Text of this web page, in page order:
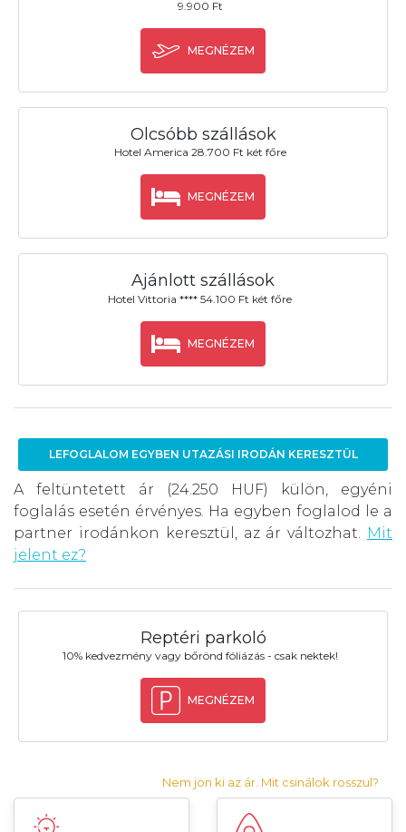
9.900 Ft
MEGNÉZEM
Olcsóbb szállások
Hotel America 28.700 Ft két főre
MEGNÉZEM
Ajánlott szállások
Hotel Vittoria **** 54.100 Ft két főre
MEGNÉZEM
LEFOGLALOM EGYBEN UTAZÁSI IRODÁN KERESZTÜL
A feltüntetett ár (24.250 HUF) külön, egyéni
foglalás esetén érvényes. Ha egyben foglalod le a
partner irodánkon keresztül, az ár változhat.
Mit
jelent ez?
Reptéri parkoló
10% kedvezmény vagy bőrönd fóliázás - csak nektek!
MEGNÉZEM
Nem jön ki az ár. Mit csinálok rosszul?